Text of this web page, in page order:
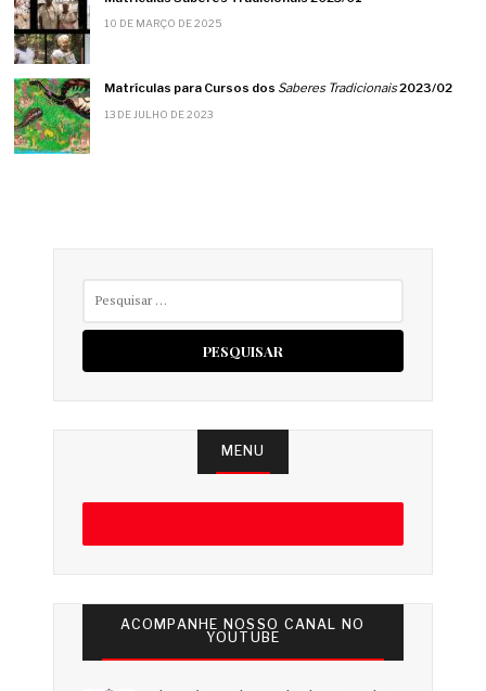
10 DE MARÇO DE 2025
Matrículas para Cursos dos Saberes Tradicionais2023/02
13 DE JULHO DE 2023
MENU
ACOMPANHE NOSSO CANAL NO
YOUTUBE